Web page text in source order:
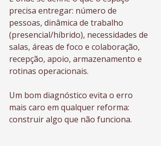
precisa entregar: número de
pessoas, dinâmica de trabalho
(presencial/híbrido), necessidades de
salas, áreas de foco e colaboração,
recepção, apoio, armazenamento e
rotinas operacionais.
Um bom diagnóstico evita o erro
mais caro em qualquer reforma:
construir algo que não funciona.